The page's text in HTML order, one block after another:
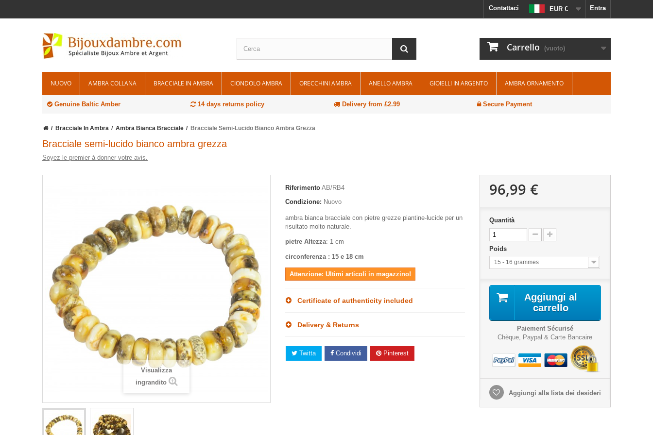
Entra
EUR €
Contattaci
Carrello (vuoto)
NUOVO AMBRA COLLANA BRACCIALE IN AMBRA CIONDOLO AMBRA ORECCHINI AMBRA ANELLO AMBRA GIOIELLI IN ARGENTO AMBRA ORNAMENTO
Genuine Baltic Amber 14 days returns policy Delivery from £2.99 Secure Payment
Bracciale In Ambra Ambra Bianca Bracciale Bracciale Semi-Lucido Bianco Ambra Grezza
Bracciale semi-lucido bianco ambra grezza
Soyez le premier à donner votre avis.
Visualizza
ingrandito
Riferimento AB/RB4
Condizione: Nuovo
ambra bianca bracciale con pietre grezze piantine-lucide per un
risultato molto naturale.
pietre Altezza: 1 cm
circonferenza : 15 e 18 cm
Attenzione: Ultimi articoli in magazzino!
Certificate of authenticity included
Delivery & Returns
Twitta Condividi Pinterest
96,99 €
Quantità
Poids
15 - 16 grammes
Aggiungi al
carrello
Paiement Sécurisé
Chèque, Paypal & Carte Bancaire
Aggiungi alla lista dei desideri